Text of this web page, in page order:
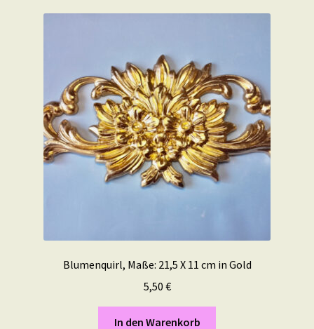
Blumenquirl, Maße: 21,5 X 11 cm in Gold
5,50 €
In den Warenkorb